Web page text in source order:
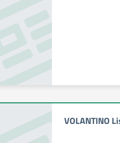
VOLANTINO